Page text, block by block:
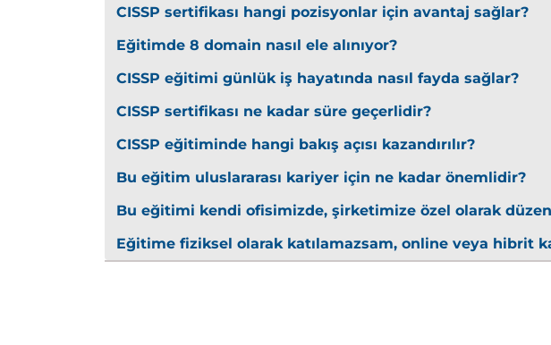
Ağ mimarisi tasarımı
Güvenli iletişim protokolleri
Ağ cihazları güvenliği
Uzaktan erişim güvenliği
SDN ve sanallaştırma güvenliği
Öğrenilecek Konular
Güvenli ağ tasarımı
Modern ağ güvenliği teknolojileri
CISSP sertifikası hangi pozisyonlar için avantaj sağlar?
Eğitimde 8 domain nasıl ele alınıyor?
CISSP eğitimi günlük iş hayatında nasıl fayda sağlar?
CISSP sertifikası ne kadar süre geçerlidir?
CISSP eğitiminde hangi bakış açısı kazandırılır?
Bu eğitim uluslararası kariyer için ne kadar önemlidir?
Bu eğitimi kendi ofisimizde, şirketimize özel olarak
Eğitime fiziksel olarak katılamazsam, online veya hibrit